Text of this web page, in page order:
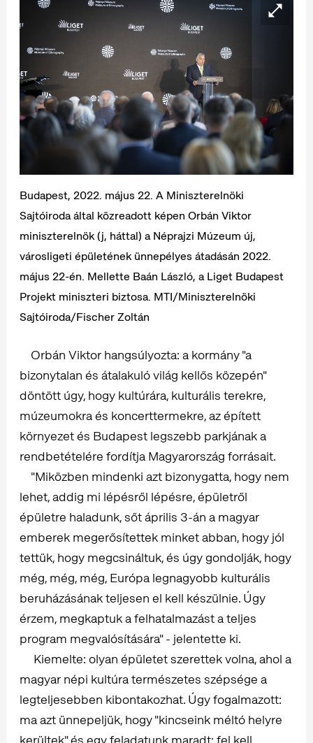
Budapest, 2022. május 22. A Miniszterelnöki
Sajtóiroda által közreadott képen Orbán Viktor
miniszterelnök (j, háttal) a Néprajzi Múzeum új,
városligeti épületének ünnepélyes átadásán 2022.
május 22-én. Mellette Baán László, a Liget Budapest
Projekt miniszteri biztosa. MTI/Miniszterelnöki
Sajtóiroda/Fischer Zoltán
Orbán Viktor hangsúlyozta: a kormány "a
bizonytalan és átalakuló világ kellős közepén"
döntött úgy, hogy kultúrára, kulturális terekre,
múzeumokra és koncerttermekre, az épített
környezet és Budapest legszebb parkjának a
rendbetételére fordítja Magyarország forrásait.
"Miközben mindenki azt bizonygatta, hogy nem
lehet, addig mi lépésről lépésre, épületről
épületre haladunk, sőt április 3-án a magyar
emberek megerősítettek minket abban, hogy jól
tettük, hogy megcsináltuk, és úgy gondolják, hogy
még, még, még, Európa legnagyobb kulturális
beruházásának teljesen el kell készülnie. Úgy
érzem, megkaptuk a felhatalmazást a teljes
program megvalósítására" - jelentette ki.
Kiemelte: olyan épületet szerettek volna, ahol a
magyar népi kultúra természetes szépsége a
legteljesebben kibontakozhat. Úgy fogalmazott:
ma azt ünnepeljük, hogy "kincseink méltó helyre